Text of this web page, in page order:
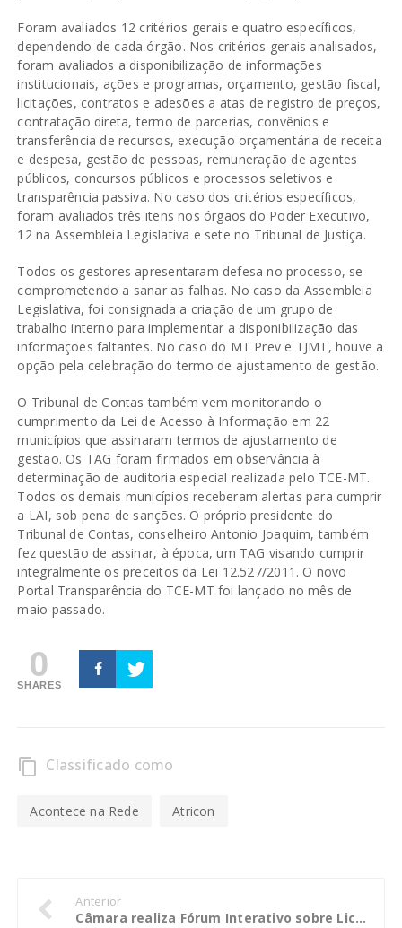
Foram avaliados 12 critérios gerais e quatro específicos,
dependendo de cada órgão. Nos critérios gerais analisados,
foram avaliados a disponibilização de informações
institucionais, ações e programas, orçamento, gestão fiscal,
licitações, contratos e adesões a atas de registro de preços,
contratação direta, termo de parcerias, convênios e
transferência de recursos, execução orçamentária de receita
e despesa, gestão de pessoas, remuneração de agentes
públicos, concursos públicos e processos seletivos e
transparência passiva. No caso dos critérios específicos,
foram avaliados três itens nos órgãos do Poder Executivo,
12 na Assembleia Legislativa e sete no Tribunal de Justiça.
Todos os gestores apresentaram defesa no processo, se
comprometendo a sanar as falhas. No caso da Assembleia
Legislativa, foi consignada a criação de um grupo de
trabalho interno para implementar a disponibilização das
informações faltantes. No caso do MT Prev e TJMT, houve a
opção pela celebração do termo de ajustamento de gestão.
O Tribunal de Contas também vem monitorando o
cumprimento da Lei de Acesso à Informação em 22
municípios que assinaram termos de ajustamento de
gestão. Os TAG foram firmados em observância à
determinação de auditoria especial realizada pelo TCE-MT.
Todos os demais municípios receberam alertas para cumprir
a LAI, sob pena de sanções. O próprio presidente do
Tribunal de Contas, conselheiro Antonio Joaquim, também
fez questão de assinar, à época, um TAG visando cumprir
integralmente os preceitos da Lei 12.527/2011. O novo
Portal Transparência do TCE-MT foi lançado no mês de
maio passado.
0
SHARES
content_copy Classificado como
Acontece na Rede Atricon
Anterior
Câmara realiza Fórum Interativo sobre Licitação de Projetos Arquitetônicos